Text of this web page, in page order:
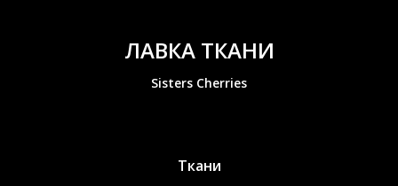
ЛАВКА ТКАНИ
Sisters Cherries
Ткани